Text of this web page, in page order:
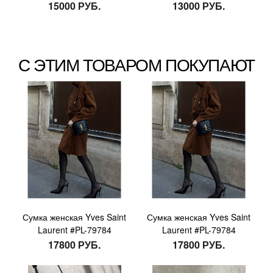
15000 РУБ. 13000 РУБ.
С ЭТИМ ТОВАРОМ ПОКУПАЮТ
Сумка женская Yves Saint
Laurent #PL-79784
17800 РУБ.
Сумка женская Yves Saint
Laurent #PL-79784
17800 РУБ.